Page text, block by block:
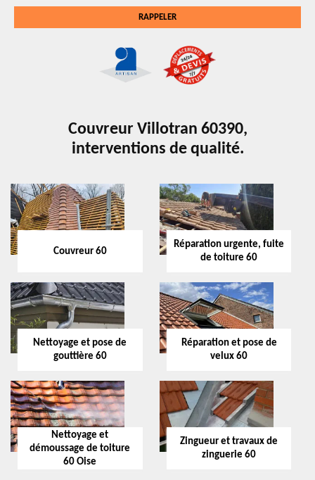
Couvreur Villotran 60390,
interventions de qualité.
Couvreur 60
Réparation urgente, fuite
de toiture 60
Nettoyage et pose de
gouttière 60
Réparation et pose de
velux 60
Nettoyage et
démoussage de toiture
60 Oise
Zingueur et travaux de
zinguerie 60